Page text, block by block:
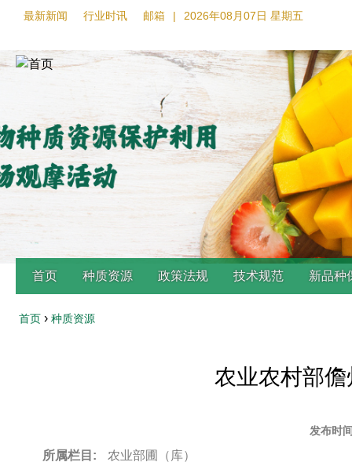
最新新闻 行业时讯 邮箱 | 2026年08月07日 星期五
首页 种质资源 政策法规 技术规范 新品种
首页 › 种质资源
农业农村部
发布时
所属栏目: 农业部圃（库）